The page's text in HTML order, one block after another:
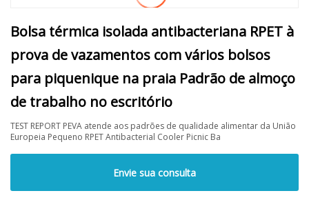
Bolsa térmica isolada antibacteriana RPET à
prova de vazamentos com vários bolsos
para piquenique na praia Padrão de almoço
de trabalho no escritório
TEST REPORT PEVA atende aos padrões de qualidade alimentar da União
Europeia Pequeno RPET Antibacterial Cooler Picnic Ba
Envie sua consulta